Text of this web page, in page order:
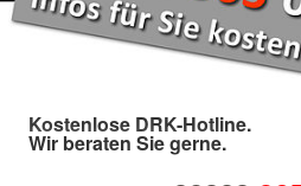
Kostenlose DRK-Hotline.
Wir beraten Sie gerne.